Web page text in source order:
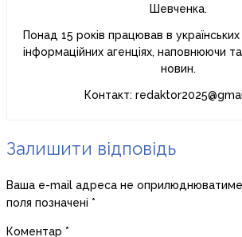
Шевченка.
Понад 15 років працював в
інформаційних агенціях, наповнюючи
новин.
Контакт:
Залишити відповідь
Ваша e-mail адреса не
поля позначені *
Коментар *